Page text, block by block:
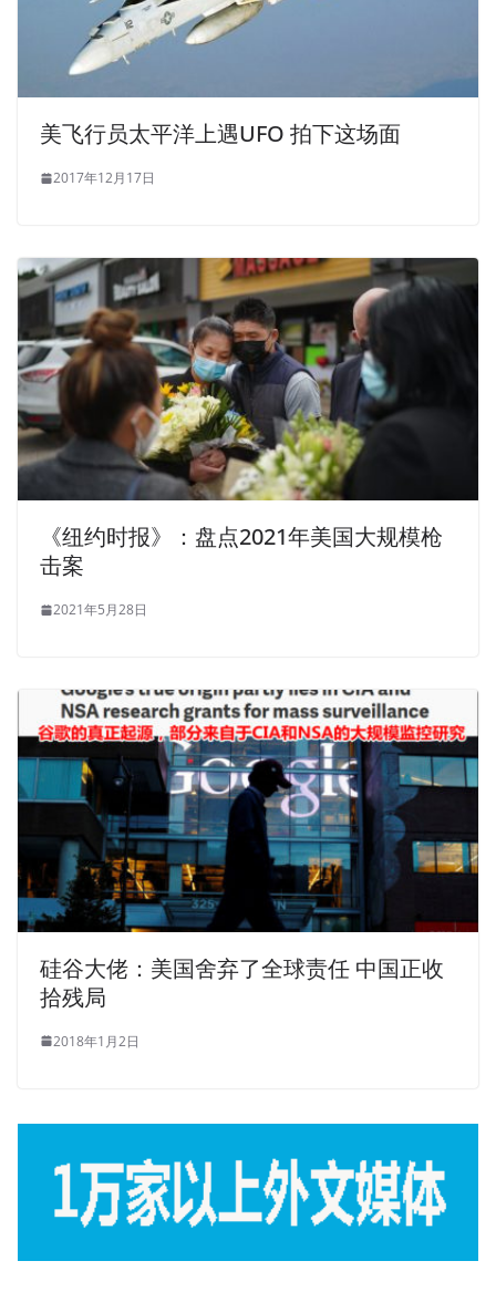
美飞行员太平洋上遇UFO 拍下这场面
2017年12月17日
《纽约时报》：盘点2021年美国大规模枪
击案
2021年5月28日
硅谷大佬：美国舍弃了全球责任 中国正收
拾残局
2018年1月2日